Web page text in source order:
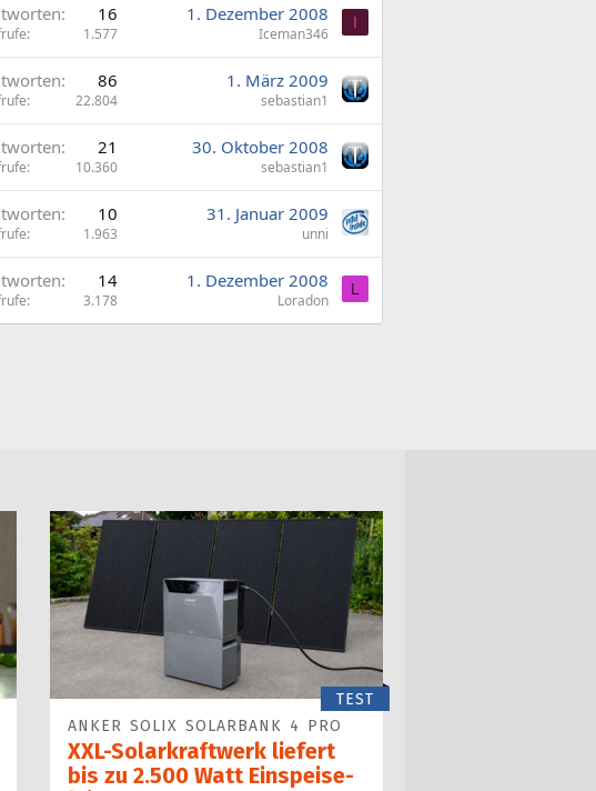
16
1.577
1. Dezember 2008
Iceman346
I
86
22.804
1. März 2009
sebastian1
21
10.360
30. Oktober 2008
sebastian1
10
1.963
31. Januar 2009
unni
14
3.178
1. Dezember 2008
Loradon
L
TEST
ANKER SOLIX SOLARBANK 4 PRO
XXL-Solarkraftwerk liefert
bis zu 2.500 Watt Einspeise­